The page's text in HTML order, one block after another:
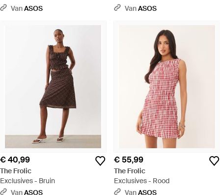
VanASOS
VanASOS
€ 40,99
The Frolic
Exclusives - Bruin
VanASOS
€ 55,99
The Frolic
Exclusives - Rood
VanASOS